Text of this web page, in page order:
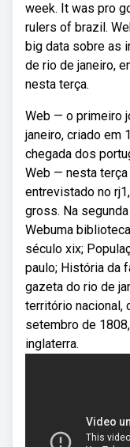
week. It was pro
rulers of brazil.
big data sobre as
de rio de janeiro,
nesta terça.
Web — o primeiro
janeiro, criado em
chegada dos
Web — nesta
entrevistado no
gross. Na
Webuma
século xix;
paulo; História da
gazeta do rio de
território nacional,
setembro de
inglaterra.